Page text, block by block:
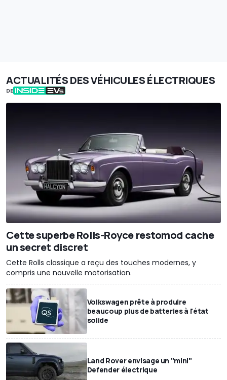
ACTUALITÉS DES VÉHICULES ÉLECTRIQUES
DE
Cette superbe Rolls-Royce restomod cache
un secret discret
Cette Rolls classique a reçu des touches modernes, y
compris une nouvelle motorisation.
Volkswagen prête à produire
beaucoup plus de batteries à l'état
solide
Land Rover envisage un "mini"
Defender électrique